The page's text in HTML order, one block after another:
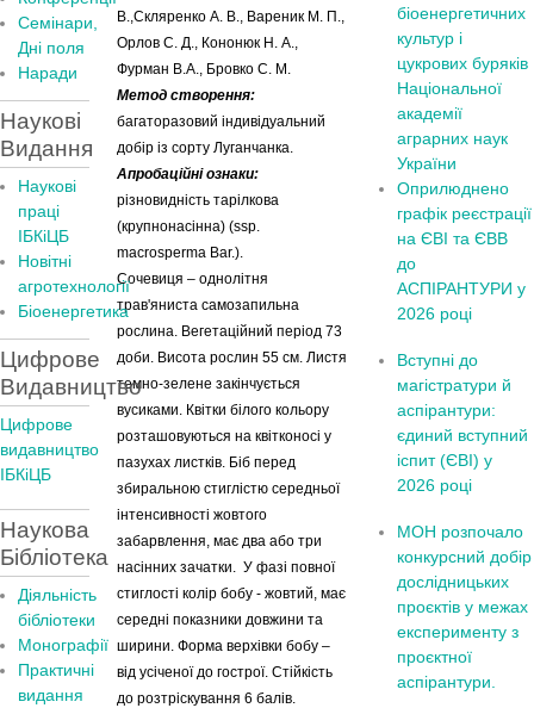
В.,Скляренко А. В., Вареник М. П.,
Орлов С. Д., Кононюк Н. А.,
Фурман В.А., Бровко С. М.
Метод створення:
багаторазовий індивідуальний
добір із сорту Луганчанка.
Апробаційні ознаки:
різновидність тарілкова
(крупнонасінна) (ssp.
macrosperma Bar.).
Сочевиця – однолітня
трав'яниста самозапильна
рослина. Вегетаційний період 73
доби. Висота рослин 55 см. Листя
темно-зелене закінчується
вусиками. Квітки білого кольору
розташовуються на квітконосі у
пазухах листків. Біб перед
збиральною стиглістю середньої
інтенсивності жовтого
забарвлення, має два або три
насінних зачатки. У фазі повної
стиглості колір бобу - жовтий, має
середні показники довжини та
ширини. Форма верхівки бобу –
від усіченої до гострої. Стійкість
до розтріскування 6 балів.
Семінари,
Дні поля
Наради
Наукові
Видання
Наукові
праці
ІБКіЦБ
Новітні
агротехнології
Бiоенергетика
Цифрове
Видавництво
Цифрове
видавництво
ІБКіЦБ
Наукова
Бібліотека
Діяльність
бібліотеки
Монографії
Практичні
видання
біоенергетичних
культур і
цукрових буряків
Національної
академії
аграрних наук
України
Оприлюднено
графік реєстрації
на ЄВІ та ЄВВ
до
АСПІРАНТУРИ у
2026 році
Вступні до
магістратури й
аспірантури:
єдиний вступний
іспит (ЄВІ) у
2026 році
МОН розпочало
конкурсний добір
дослідницьких
проєктів у межах
експерименту з
проєктної
аспірантури.